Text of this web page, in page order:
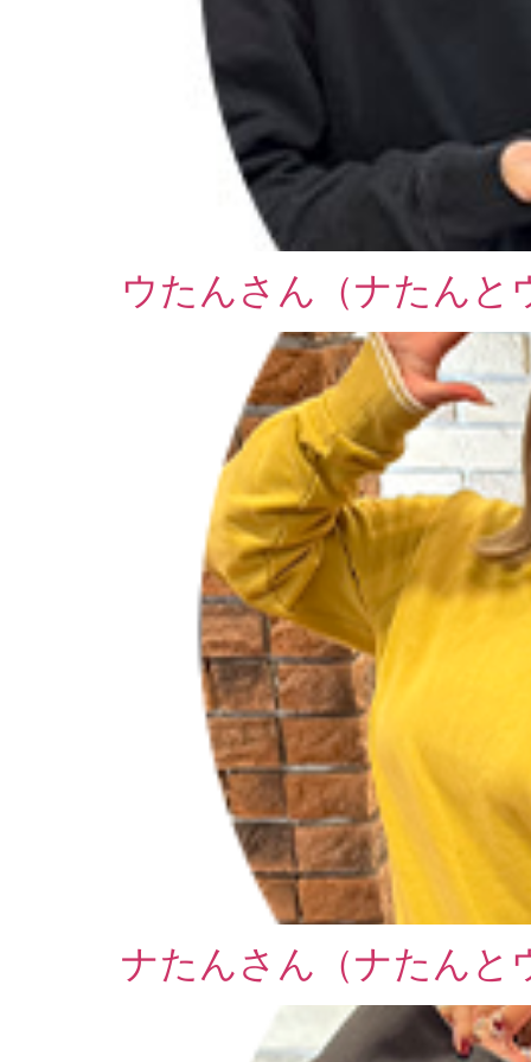
ウたんさん（ナたんと
ナたんさん（ナたんと